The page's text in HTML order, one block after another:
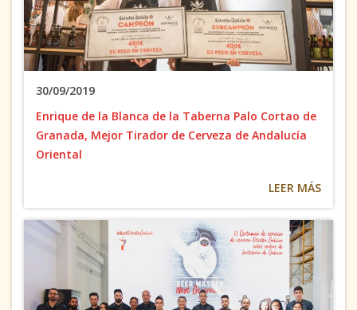
30/09/2019
Enrique de la Blanca de la Taberna Palo Cortao de
Granada, Mejor Tirador de Cerveza de Andalucía
Oriental
LEER MÁS